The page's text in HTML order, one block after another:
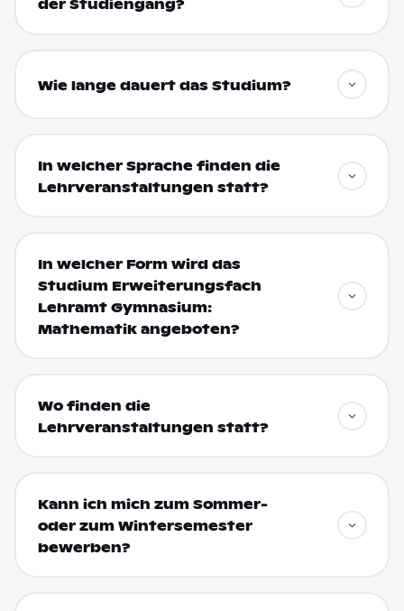
der Studiengang?
Wie lange dauert das Studium?
In welcher Sprache finden die
Lehrveranstaltungen statt?
In welcher Form wird das
Studium Erweiterungsfach
Lehramt Gymnasium:
Mathematik angeboten?
Wo finden die
Lehrveranstaltungen statt?
Kann ich mich zum Sommer-
oder zum Wintersemester
bewerben?